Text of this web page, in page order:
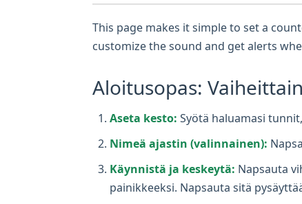
This page makes it simple to set a
customize the sound and get alerts
Aloitusopas:
Aseta kesto: Syötä haluamasi
Nimeä ajastin (valinnainen):
Käynnistä ja keskeytä: Napsauta
painikkeeksi. Napsauta sitä